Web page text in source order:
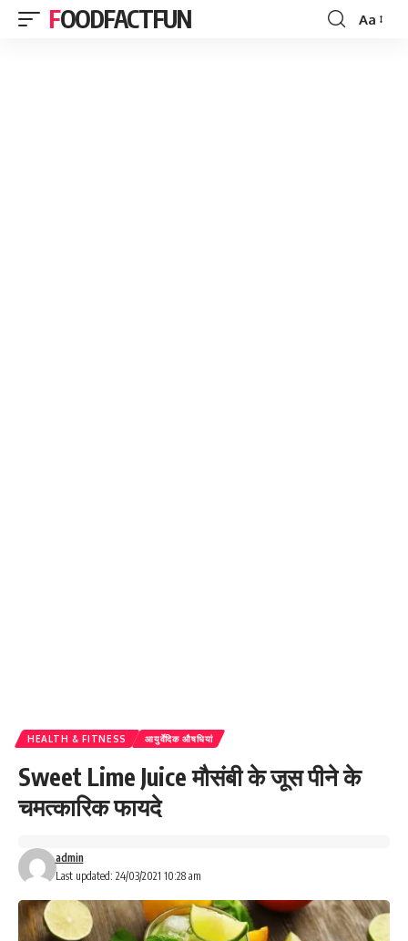
FOODFACTFUN
Font
Aa
HEALTH & FITNESS आयुर्वेदिक औषधियां
Sweet Lime Juice मौसंबी के जूस पीने के
चमत्कारिक फायदे
Last updated: 24/03/2021 10:28 am
admin